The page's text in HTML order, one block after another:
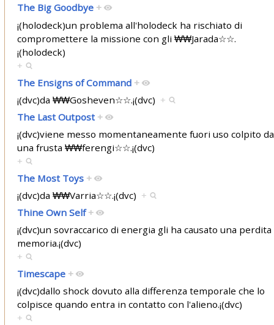
The Big Goodbye +
¡(holodeck)un problema all'holodeck ha rischiato di
compromettere la missione con gli ₩₩Jarada☆☆.
¡(holodeck)
+
The Ensigns of Command +
¡(dvc)da ₩₩Gosheven☆☆.¡(dvc) +
The Last Outpost +
¡(dvc)viene messo momentaneamente fuori uso colpito da
una frusta ₩₩ferengi☆☆.¡(dvc)
+
The Most Toys +
¡(dvc)da ₩₩Varria☆☆.¡(dvc) +
Thine Own Self +
¡(dvc)un sovraccarico di energia gli ha causato una perdita
memoria.¡(dvc)
+
Timescape +
¡(dvc)dallo shock dovuto alla differenza temporale che lo
colpisce quando entra in contatto con l'alieno.¡(dvc)
+